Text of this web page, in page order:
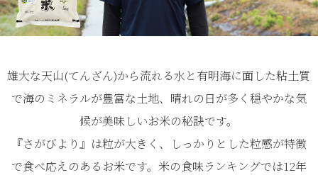
雄大な天山(てんざん)から流れる水と有明海に面した粘土質
で海のミネラルが豊富な土地、晴れの日が多く穏やかな気
候が美味しいお米の秘訣です。
『さがびより』は粒が大きく、しっかりとした粒感が特徴
で食べ応えのあるお米です。米の食味ランキングでは12年